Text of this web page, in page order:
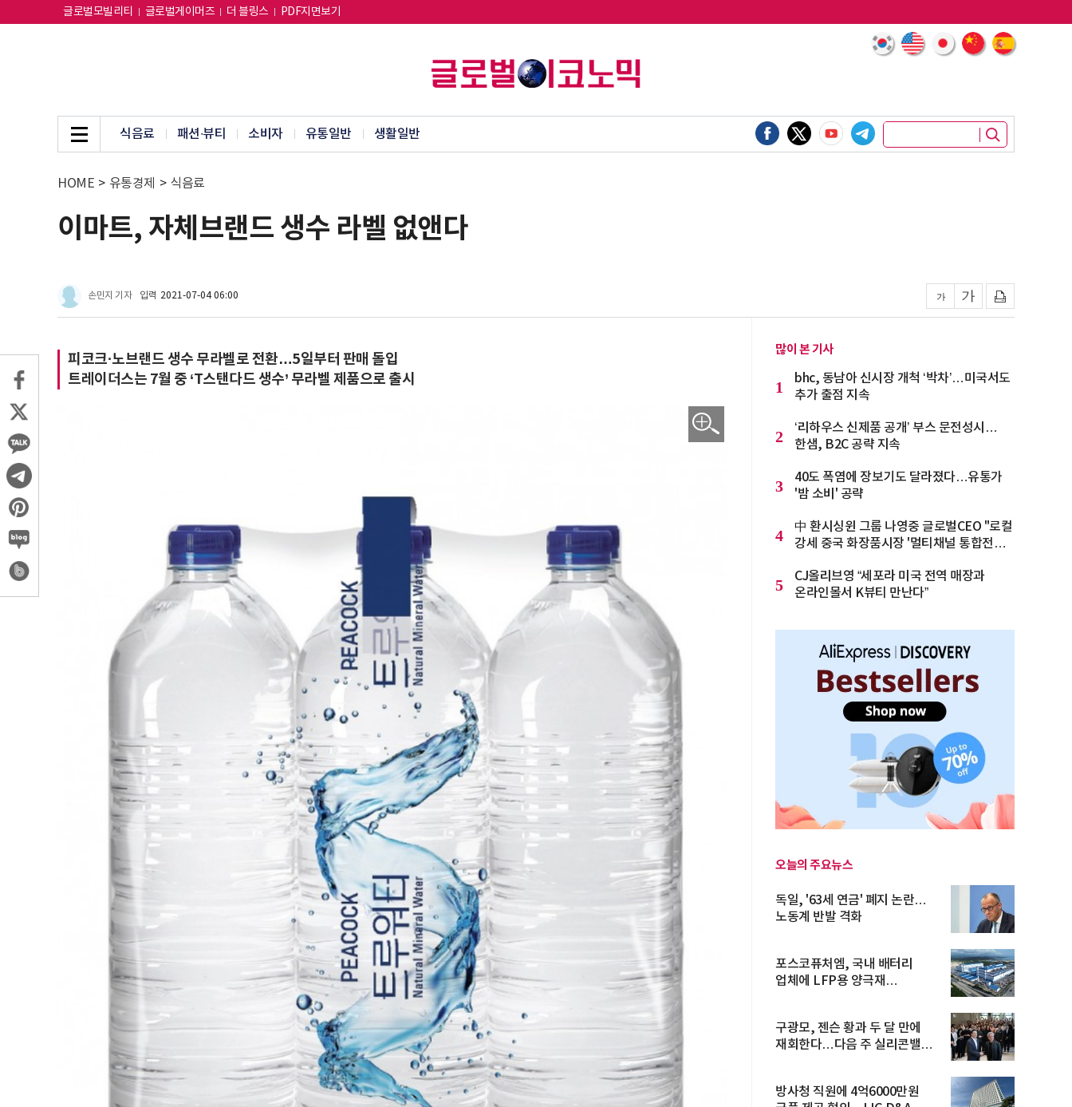
글로벌모빌리티 글로벌게이머즈 더 블링스 PDF지면보기
식음료 패션∙뷰티 소비자 유통일반 생활일반
HOME > 유통경제 > 식음료
이마트, 자체브랜드 생수 라벨 없앤다
손민지 기자 입력 2021-07-04 06:00
피코크·노브랜드 생수 무라벨로 전환…5일부터 판매 돌입
트레이더스는 7월 중 ‘T스탠다드 생수’ 무라벨 제품으로 출시
많이 본 기사
1
bhc, 동남아 신시장 개척 ‘박차’…미국서도
추가 출점 지속
2
‘리하우스 신제품 공개’ 부스 문전성시…
한샘, B2C 공략 지속
3
40도 폭염에 장보기도 달라졌다…유통가
'밤 소비' 공략
4
中 환시싱윈 그룹 나영중 글로벌CEO "로컬
강세 중국 화장품시장 '멀티채널 통합전략'
5
CJ올리브영 “세포라 미국 전역 매장과
온라인몰서 K뷰티 만난다”
오늘의 주요뉴스
독일, '63세 연금' 폐지 논란…
노동계 반발 격화
포스코퓨처엠, 국내 배터리
업체에 LFP용 양극재
구광모, 젠슨 황과 두 달 만에
재회한다…다음 주 실리콘밸리
방사청 직원에 4억6000만원